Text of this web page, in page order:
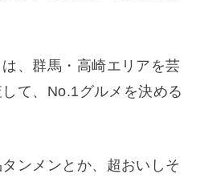
、群馬・高崎エリアを芸
て、No.1グルメを決める
ンメンとか、超おいしそ